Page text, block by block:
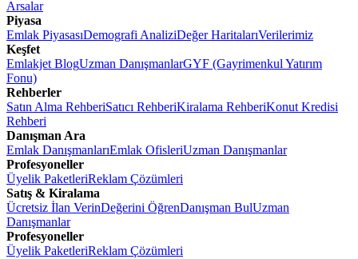
Arsalar
Piyasa
Emlak PiyasasıDemografi AnaliziDeğer HaritalarıVerilerimiz
Keşfet
Emlakjet BlogUzman DanışmanlarGYF (Gayrimenkul Yatırım
Fonu)
Rehberler
Satın Alma RehberiSatıcı RehberiKiralama RehberiKonut Kredisi
Rehberi
Danışman Ara
Emlak DanışmanlarıEmlak OfisleriUzman Danışmanlar
Profesyoneller
Üyelik PaketleriReklam Çözümleri
Satış & Kiralama
Ücretsiz İlan VerinDeğerini ÖğrenDanışman BulUzman
Danışmanlar
Profesyoneller
Üyelik PaketleriReklam Çözümleri